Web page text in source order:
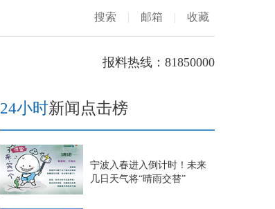
搜索 | 邮箱 | 收藏
报料热线：81850000
24小时新闻点击榜
宁波入春进入倒计时！未来
几日天气将“晴雨交替”